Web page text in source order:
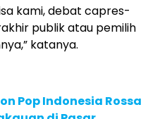
kami, debat capres-
publik atau pemilih
katanya.
Pop Indonesia Rossa